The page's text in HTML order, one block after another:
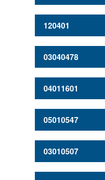
120401
03040478
04011601
05010547
03010507